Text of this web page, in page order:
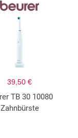
39,50 €
TB 30 10080
Zahnbürste